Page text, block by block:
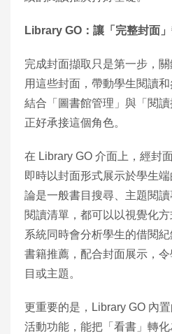
Library GO ：讓「完整封面
完成封面擷取只是第一步，
用這些封面，帶動學生閱讀
結合「圖書館管理」與「閱讀
正好承接這個角色。
在 Library GO 介面上，經封
即時以封面形式展示於學生
論是一般書目搜尋、主題閱
閱讀清單，都可以以視覺化方
系統同時會分析學生的借閱
書籍推薦，配合封面展示，
目或主題。
更重要的是，Library GO 內
活動功能，能把「看書」轉化